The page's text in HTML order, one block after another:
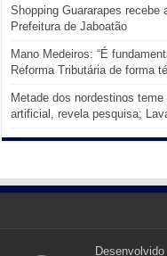
Shopping Guararapes
Prefeitura de Jaboatão
Mano Medeiros: “É
Reforma Tributária de forma
Metade dos nordestinos
artificial, revela pesquisa;
Desenvolvido